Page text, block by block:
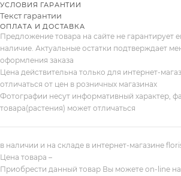
УСЛОВИЯ ГАРАНТИИ
Текст гарантии
ОПЛАТА И ДОСТАВКА
Предложение товара на сайте не гарантирует
наличие. Актуальные остатки подтверждает
оформления заказа
Цена действительна только для интернет-
отличаться от цен в розничных магазинах
Фотографии несут информативный характер,
товара(растения) может отличаться
в наличии и на складе в интернет-магазине
Цена товара –
Приобрести данный товар Вы можете on-line